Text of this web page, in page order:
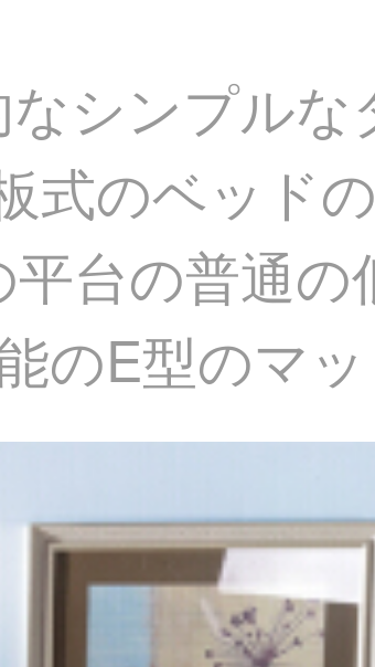
シンプルな
式のベッド
台の普通
のE型のマ